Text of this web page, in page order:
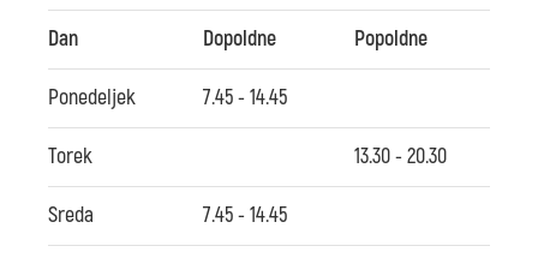
Dan Dopoldne Popoldne
Ponedeljek 7.45 - 14.45
Torek 13.30 - 20.30
Sreda 7.45 - 14.45